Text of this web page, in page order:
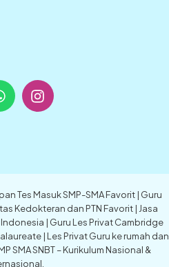
I
n
s
r
a
m
Tes Masuk SMP-SMA Favorit | Guru
Kedokteran dan PTN Favorit | Jasa
| Guru Les Privat Cambridge
| Les Privat Guru ke rumah dan
SMA SNBT – Kurikulum Nasional &